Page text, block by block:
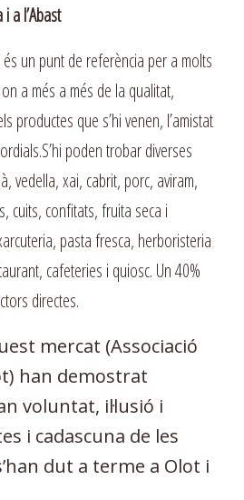
a l’Abast
un punt de referència per a molts
a més a més de la qualitat,
productes que s’hi venen, l’amistat
poden trobar diverses
vedella, xai, cabrit, porc, aviram,
cuits, confitats, fruita seca i
pasta fresca, herboristeria
cafeteries i quiosc. Un 40%
directes.
mercat (Associació
han demostrat
voluntat, il·lusió i
i cadascuna de les
dut a terme a Olot i